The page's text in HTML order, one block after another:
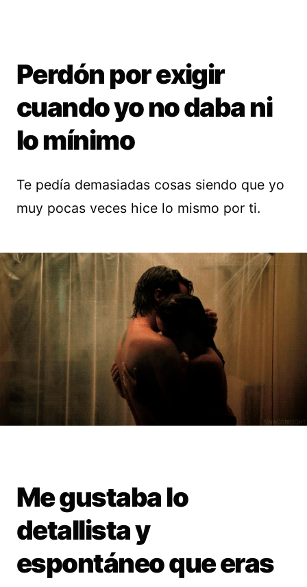
Perdón por exigir
cuando yo no daba ni
lo mínimo
Te pedía demasiadas cosas siendo que yo
muy pocas veces hice lo mismo por ti.
Me gustaba lo
detallista y
espontáneo que eras